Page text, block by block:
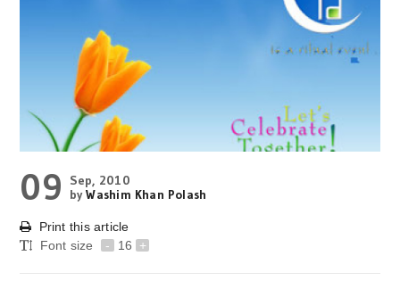
09
Sep, 2010
byWashim Khan Polash
Print this article
Font size
- 16 +